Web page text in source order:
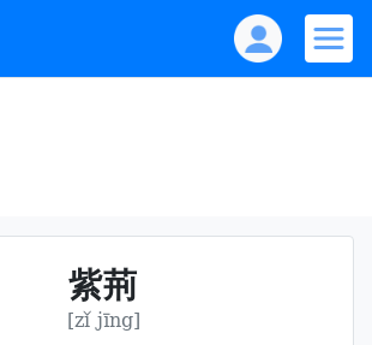
紫荊
[zǐ jīng]